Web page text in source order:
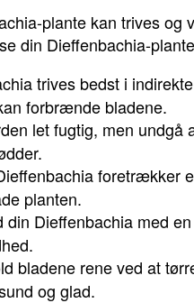
plante kan trives
din Dieffenbachia-
trives bedst i
forbrænde bladene.
let fugtig, men undgå
foretrækker
planten.
din Dieffenbachia med
bladene rene ved at
og glad.